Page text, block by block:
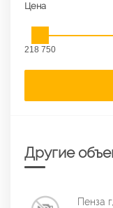
Цена
218 750
Другие
Пенза